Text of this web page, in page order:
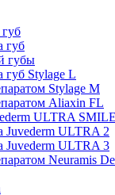
губ
губы
губ Stylage L
Stylage M
Aliaxin FL
ULTRA
Juvederm ULTRA 2
Juvederm ULTRA 3
Neuramis